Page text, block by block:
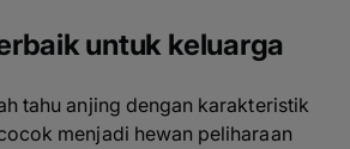
untuk keluarga
tahu anjing dengan karakteristik
menjadi hewan peliharaan